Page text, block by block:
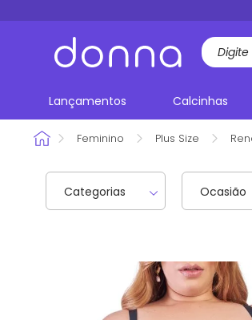
Lançamentos Calcinhas
Feminino Plus Size
Categorias Ocasião